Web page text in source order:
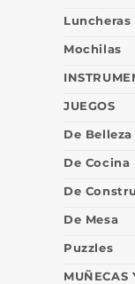
Luncheras
Mochilas
JUEGOS
De Belleza
De Cocina
De
De Mesa
Puzzles
MUÑECAS